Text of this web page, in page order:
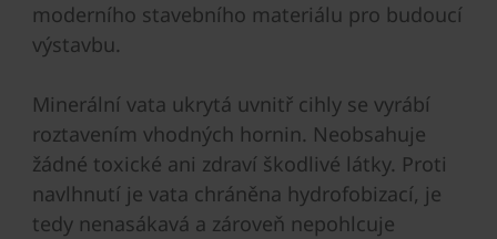
moderního stavebního materiálu pro budoucí
výstavbu.
Minerální vata ukrytá uvnitř cihly se vyrábí
roztavením vhodných hornin. Neobsahuje
žádné toxické ani zdraví škodlivé látky. Proti
navlhnutí je vata chráněna hydrofobizací, je
tedy nenasákavá a zároveň nepohlcuje